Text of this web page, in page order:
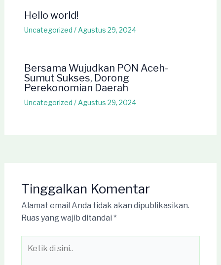
Hello world!
Uncategorized / Agustus 29, 2024
Bersama Wujudkan PON Aceh-
Sumut Sukses, Dorong
Perekonomian Daerah
Uncategorized / Agustus 29, 2024
Tinggalkan Komentar
Alamat email Anda tidak akan dipublikasikan.
Ruas yang wajib ditandai *